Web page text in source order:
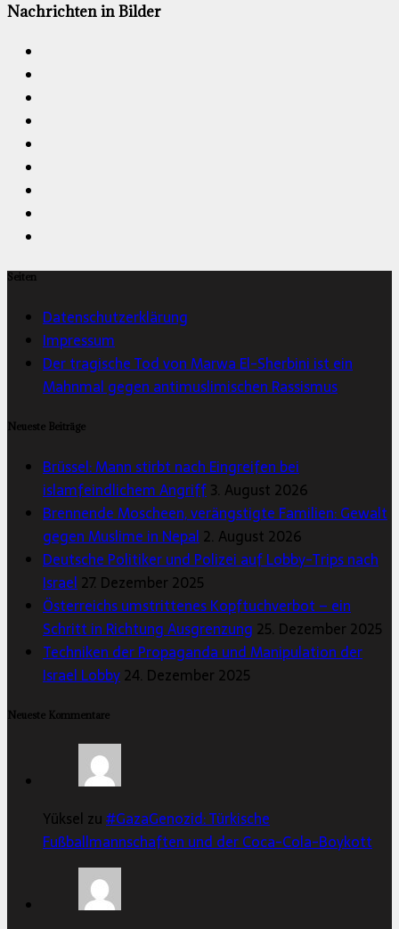
Nachrichten in Bilder
Seiten
Datenschutzerklärung
Impressum
Der tragische Tod von Marwa El-Sherbini ist ein
Mahnmal gegen antimuslimischen Rassismus
Neueste Beiträge
Brüssel: Mann stirbt nach Eingreifen bei
islamfeindlichem Angriff3. August 2026
Brennende Moscheen, verängstigte Familien: Gewalt
gegen Muslime in Nepal 2. August 2026
Deutsche Politiker und Polizei auf Lobby-Trips nach
Israel 27. Dezember 2025
Österreichs umstrittenes Kopftuchverbot – ein
Schritt in Richtung Ausgrenzung 25. Dezember 2025
Techniken der Propaganda und Manipulation der
Israel Lobby24. Dezember 2025
Neueste Kommentare
Yüksel zu#GazaGenozid: Türkische
Fußballmannschaften und der Coca-Cola-Boykott